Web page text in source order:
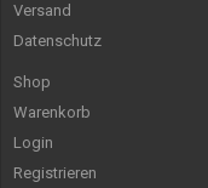
Versand
Datenschutz
Shop
Warenkorb
Login
Registrieren